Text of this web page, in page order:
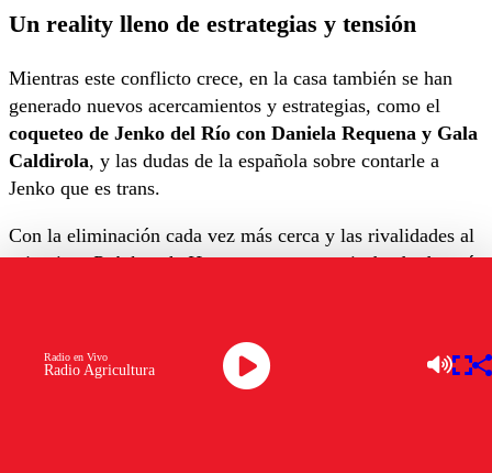
Un reality lleno de estrategias y tensión
Mientras este conflicto crece, en la casa también se han
generado nuevos acercamientos y estrategias, como el
coqueteo de Jenko del Río con Daniela Requena y Gala
Caldirola, y las dudas de la española sobre contarle a
Jenko que es trans.
Con la eliminación cada vez más cerca y las rivalidades al
rojo vivo,Palabra de Honorpromete seguir dando de qué
OTROS TEMAS A EXPLORAR:
FÉLIX SOUMASTRE
Radio Agricultura
Radio en Vivo